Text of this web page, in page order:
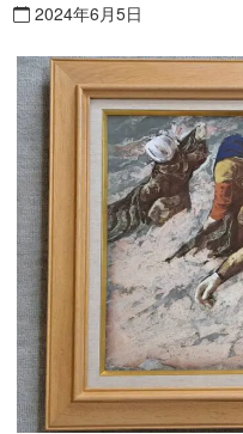
2024年6月5日